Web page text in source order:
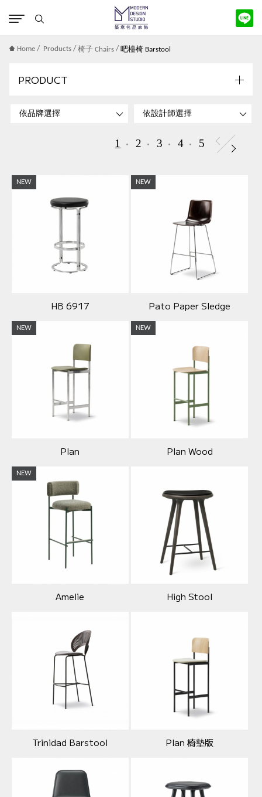
Home/ Products/ 椅子 Chairs/ 吧檯椅 Barstool
PRODUCT
1 2 3 4 5
NEW
HB 6917
NEW
Pato Paper Sledge
NEW
Plan
NEW
Plan Wood
NEW
Amelie High Stool
Trinidad Barstool Plan 椅墊版
版權宣告